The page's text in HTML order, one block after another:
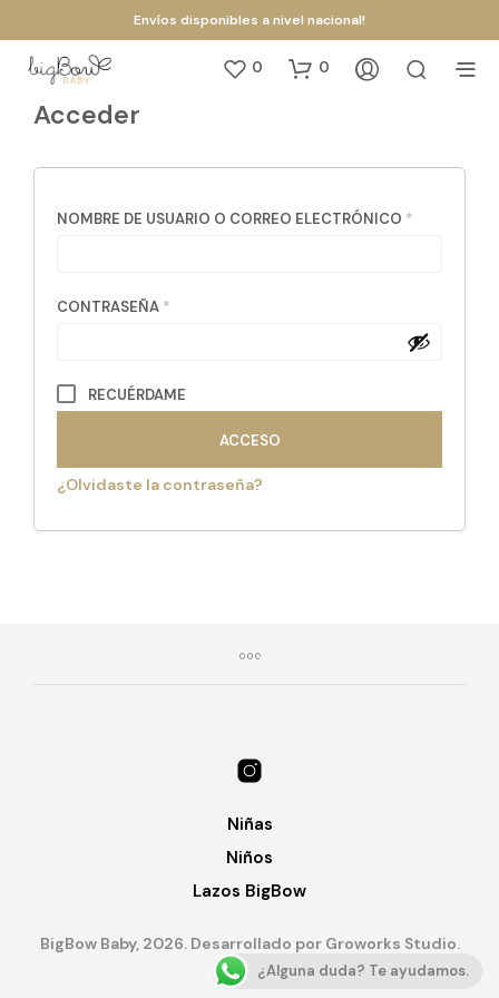
Envíos disponibles a nivel nacional!
0 0
Acceder
NOMBRE DE USUARIO O CORREO ELECTRÓNICO *
CONTRASEÑA *
RECUÉRDAME
ACCESO
¿Olvidaste la contraseña?
Niñas
Niños
Lazos BigBow
BigBow Baby, 2026. Desarrollado por Groworks Studio.
¿Alguna duda? Te ayudamos.